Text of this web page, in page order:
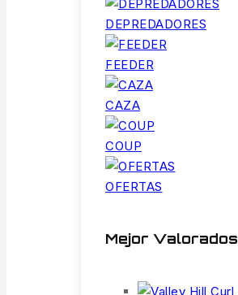
DEPREDADORES
FEEDER
CAZA
COUP
OFERTAS
Mejor Valorados